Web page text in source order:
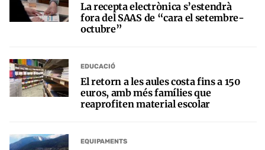
La recepta electrònica s’estendrà
fora del SAAS de “cara el setembre-
octubre”
EDUCACIÓ
El retorn a les aules costa fins a 150
euros, amb més famílies que
reaprofiten material escolar
EQUIPAMENTS